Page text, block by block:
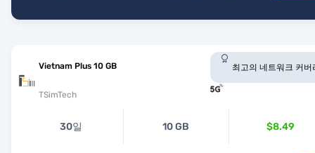
Vietnam Plus 10 GB
TSimTech
최고의 네트워크 커버
30일 10 GB $8.49